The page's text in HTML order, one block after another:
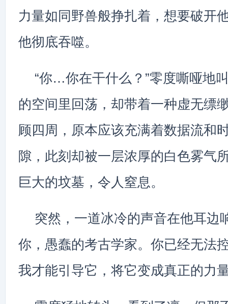
力量如同野兽般挣扎着，想要破开
他彻底吞噬。
“你…你在干什么？”零度嘶哑地
的空间里回荡，却带着一种虚无缥
顾四周，原本应该充满着数据流和
隙，此刻却被一层浓厚的白色雾气
巨大的坟墓，令人窒息。
突然，一道冰冷的声音在他耳边
你，愚蠢的考古学家。你已经无法
我才能引导它，将它变成真正的力